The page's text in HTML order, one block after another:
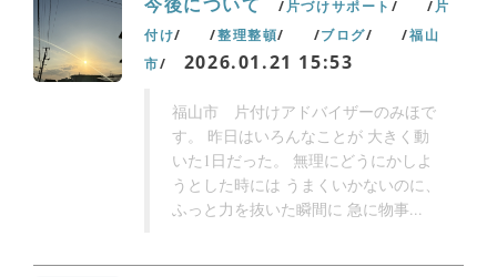
片づけサポート
片
付け
整理整頓 ブログ
福山
市
2026.01.21 15:53
福山市 片付けアドバイザーのみほで
す。 昨日はいろんなことが 大きく動
いた1日だった。 無理にどうにかしよ
うとした時には うまくいかないのに、
ふっと力を抜いた瞬間に 急に物事...